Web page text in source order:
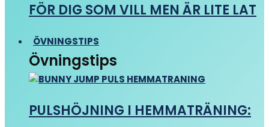
FÖR DIG SOM VILL MEN ÄR LITE LAT
ÖVNINGSTIPS
Övningstips
PULSHÖJNING I HEMMATRÄNING: